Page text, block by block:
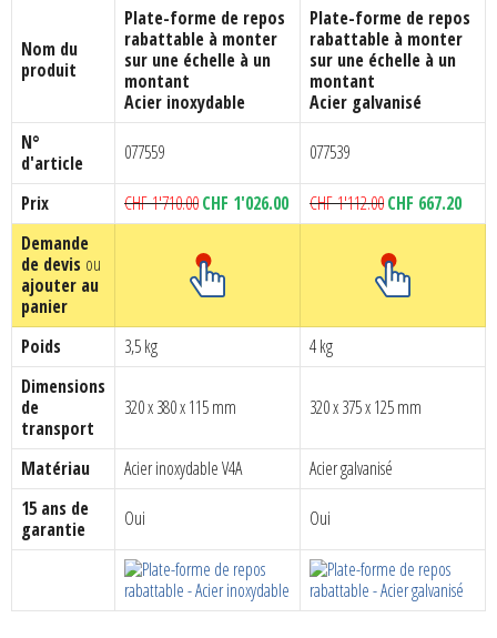
Nom du
produit
Plate-forme de repos
rabattable à monter
sur une échelle à un
montant
Acier inoxydable
Plate-forme de repos
rabattable à monter
sur une échelle à un
montant
Acier galvanisé
N°
d'article
077559 077539
Prix CHF1'710.00Le
prix
était :
CHF 1'710.00.
CHF 1'026.00Le
prix
CHF1'112.00Le
prix
était :
CHF 1'112.00.
CHF 667.20Le
prix
Demande
de devis ou
ajouter au
panier
Poids
3,5 kg
4 kg
Dimensions
de
transport
320 x 380 x 115 mm 320 x 375 x 125 mm
Matériau Acier inoxydable V4A
Acier galvanisé
15 ans de
garantie
Oui Oui